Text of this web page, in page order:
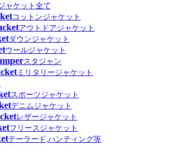
ャケット全て
コットンジャケット
アウトドアジャケット
ダウンジャケット
ウールジャケット
スタジャン
ミリタリージャケット
スポーツジャケット
デニムジャケット
レザージャケット
フリースジャケット
テーラード,ハンティング等